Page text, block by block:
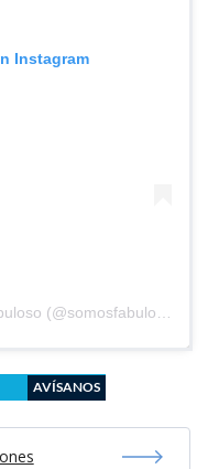
Instagram
Una publicación compartida por Fabuloso (@somosfabuloso)
AVÍSANOS